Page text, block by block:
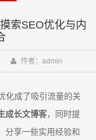
索SEO优化与内
作者：admin
化成了吸引流量的关
成长文博客，同时提
分享一些实用经验和